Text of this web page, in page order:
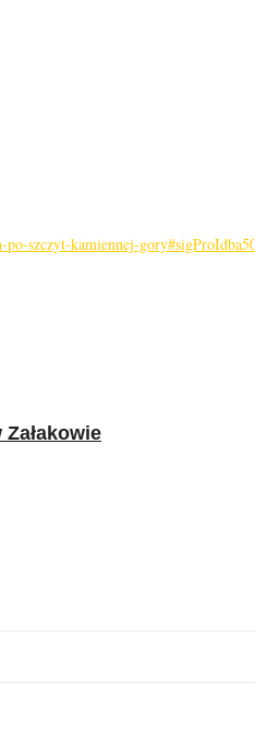
szczyt-kamiennej-